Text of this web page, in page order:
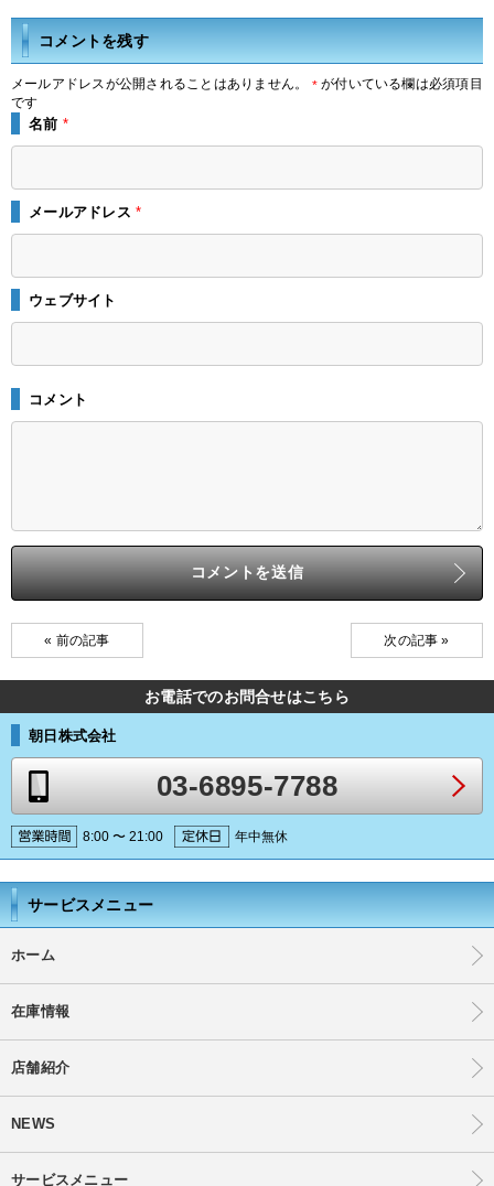
コメントを残す
メールアドレスが公開されることはありません。 *が付いている欄は必須項目
です
名前 *
メールアドレス*
ウェブサイト
コメント
« 前の記事 次の記事 »
お電話でのお問合せはこちら
朝日株式会社
03-6895-7788
8:00 〜 21:00 年中無休
サービスメニュー
ホーム
在庫情報
店舗紹介
NEWS
サービスメニュー